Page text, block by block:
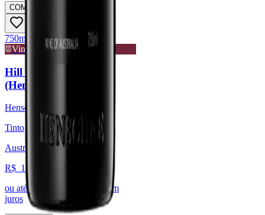
COMPRAR
750ml
Vinho de Guarda
Hill of Grace 2008
(Henschke)
Henschke
Tinto
Austrália, Austrália
R$ 14.741,20
ou até
sem
juros